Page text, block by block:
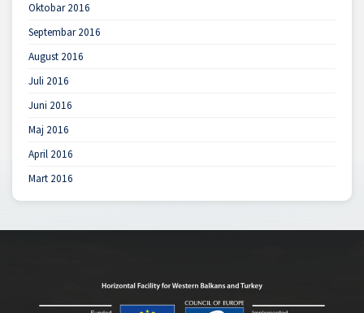
Oktobar 2016
Septembar 2016
August 2016
Juli 2016
Juni 2016
Maj 2016
April 2016
Mart 2016